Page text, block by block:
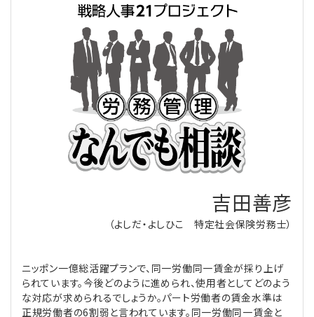
評議員会・社員総会
理事・監事
法改正-法人運営
会計・税務
定期提出書類
会計処理
電子帳簿保存法
労務管理
利益相反取引
カレンダー
【連載】採用・定着・育成のための人事戦略
公益・一般法人オンラインとは
吉田善彦
（よしだ・よしひこ 特定社会保険労務士）
ニッポン一億総活躍プランで、同一労働同一賃金が採り上げ
られています。今後どのように進められ、使用者としてどのよう
な対応が求められるでしょうか。パート労働者の賃金水準は
正規労働者の6割弱と言われています。同一労働同一賃金と